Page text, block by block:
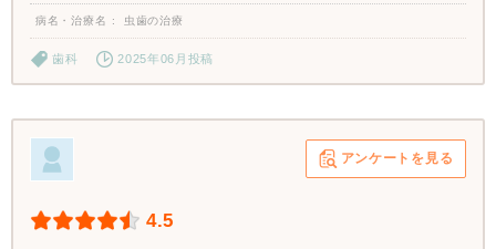
病名・治療名 虫歯の治療
歯科 2025年06月投稿
アンケートを見る
4.5